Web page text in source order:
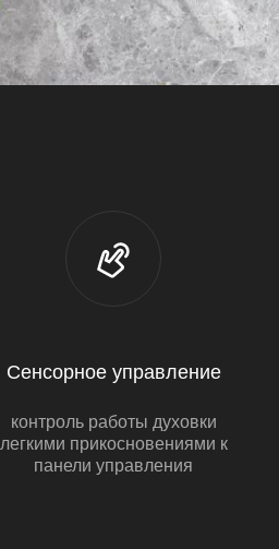
Сенсорное управление
контроль работы духовки
легкими прикосновениями к
панели управления